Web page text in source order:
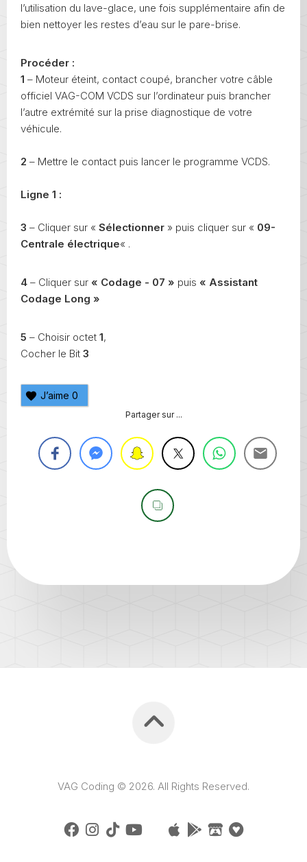
l’utilisation du lave-glace, une fois supplémentaire afin de
bien nettoyer les restes d’eau sur le pare-brise.
Procéder :
1 – Moteur éteint, contact coupé, brancher votre câble
officiel VAG-COM VCDS sur l’ordinateur puis brancher
l’autre extrémité sur la prise diagnostique de votre
véhicule.
2 – Mettre le contact puis lancer le programme VCDS.
Ligne 1 :
3 – Cliquer sur « Sélectionner » puis cliquer sur « 09-
Centrale électrique« .
4 – Cliquer sur « Codage - 07 » puis « Assistant
Codage Long »
5 – Choisir octet 1,
Cocher le Bit 3
J’aime 0
Partager sur ...
VAG Coding © 2026. All Rights Reserved.